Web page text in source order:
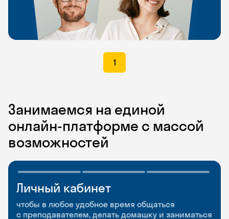
1
Занимаемся на единой
онлайн-платформе с массой
возможностей
Личный кабинет
чтобы в любое удобное время общаться
с преподавателем, делать домашку и заниматься
Мобильное
приложение
Разговорные клубы
и Talks